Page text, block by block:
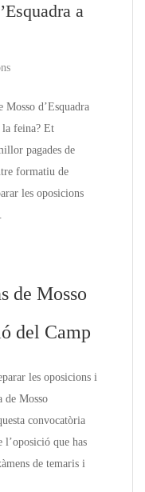
a
Mosso d’Esquadra
feina? Et
pagades de
formatiu de
les oposicions
de Mosso
del Camp
les oposicions i
de Mosso
convocatòria
l’oposició que has
de temaris i